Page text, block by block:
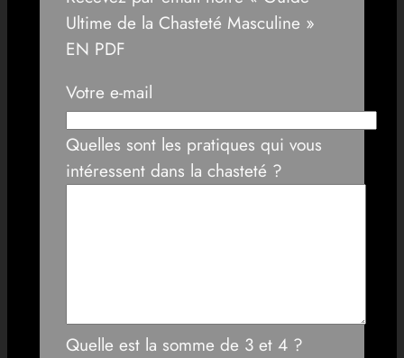
Ultime de la Chasteté Masculine »
EN PDF
Votre e-mail
Quelles sont les pratiques qui vous
intéressent dans la chasteté ?
Quelle est la somme de 3 et 4 ?